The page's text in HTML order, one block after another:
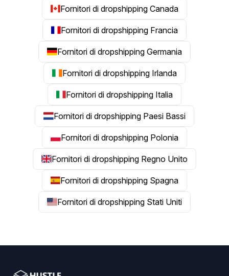
Fornitori di dropshipping Canada
Fornitori di dropshipping Francia
Fornitori di dropshipping Germania
Fornitori di dropshipping Irlanda
Fornitori di dropshipping Italia
Fornitori di dropshipping Paesi Bassi
Fornitori di dropshipping Polonia
Fornitori di dropshipping Regno Unito
Fornitori di dropshipping Spagna
Fornitori di dropshipping Stati Uniti